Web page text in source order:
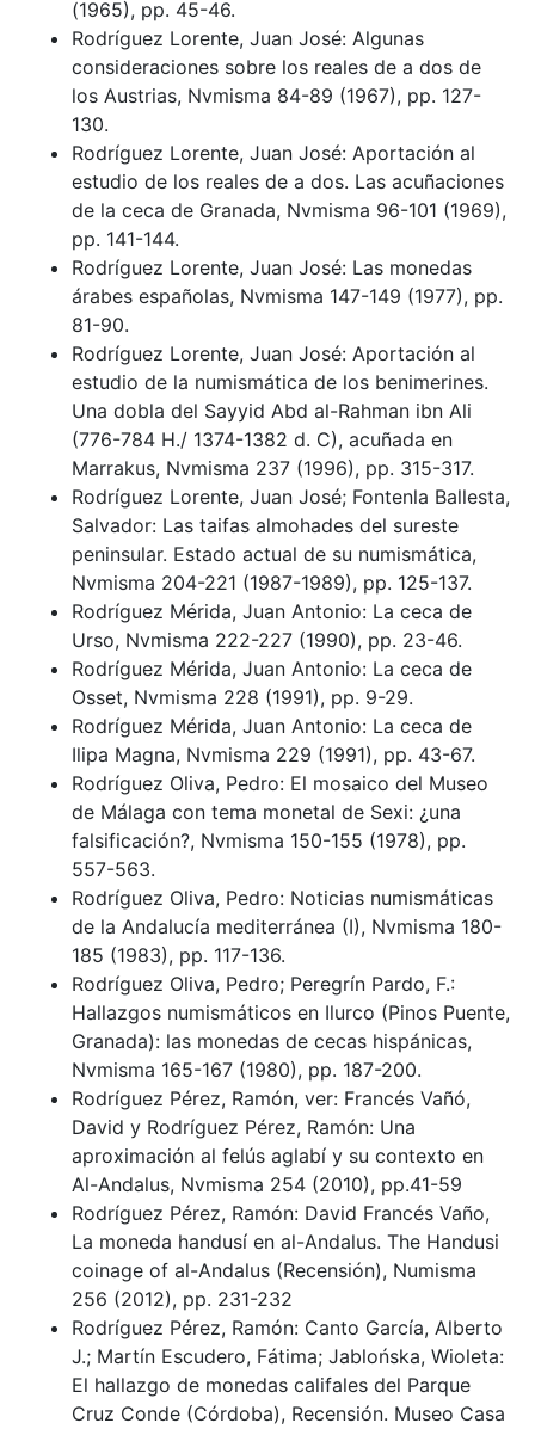
(1965), pp. 45-46.
Rodríguez Lorente, Juan José: Algunas
consideraciones sobre los reales de a dos de
los Austrias, Nvmisma 84-89 (1967), pp. 127-
130.
Rodríguez Lorente, Juan José: Aportación al
estudio de los reales de a dos. Las acuñaciones
de la ceca de Granada, Nvmisma 96-101 (1969),
pp. 141-144.
Rodríguez Lorente, Juan José: Las monedas
árabes españolas, Nvmisma 147-149 (1977), pp.
81-90.
Rodríguez Lorente, Juan José: Aportación al
estudio de la numismática de los benimerines.
Una dobla del Sayyid Abd al-Rahman ibn Ali
(776-784 H./ 1374-1382 d. C), acuñada en
Marrakus, Nvmisma 237 (1996), pp. 315-317.
Rodríguez Lorente, Juan José; Fontenla Ballesta,
Salvador: Las taifas almohades del sureste
peninsular. Estado actual de su numismática,
Nvmisma 204-221 (1987-1989), pp. 125-137.
Rodríguez Mérida, Juan Antonio: La ceca de
Urso, Nvmisma 222-227 (1990), pp. 23-46.
Rodríguez Mérida, Juan Antonio: La ceca de
Osset, Nvmisma 228 (1991), pp. 9-29.
Rodríguez Mérida, Juan Antonio: La ceca de
Ilipa Magna, Nvmisma 229 (1991), pp. 43-67.
Rodríguez Oliva, Pedro: El mosaico del Museo
de Málaga con tema monetal de Sexi: ¿una
falsificación?, Nvmisma 150-155 (1978), pp.
557-563.
Rodríguez Oliva, Pedro: Noticias numismáticas
de la Andalucía mediterránea (I), Nvmisma 180-
185 (1983), pp. 117-136.
Rodríguez Oliva, Pedro; Peregrín Pardo, F.:
Hallazgos numismáticos en Ilurco (Pinos Puente,
Granada): las monedas de cecas hispánicas,
Nvmisma 165-167 (1980), pp. 187-200.
Rodríguez Pérez, Ramón, ver: Francés Vañó,
David y Rodríguez Pérez, Ramón: Una
aproximación al felús aglabí y su contexto en
Al-Andalus, Nvmisma 254 (2010), pp.41-59
Rodríguez Pérez, Ramón: David Francés Vaño,
La moneda handusí en al-Andalus. The Handusi
coinage of al-Andalus (Recensión), Numisma
256 (2012), pp. 231-232
Rodríguez Pérez, Ramón: Canto García, Alberto
J.; Martín Escudero, Fátima; Jablońska, Wioleta:
El hallazgo de monedas califales del Parque
Cruz Conde (Córdoba), Recensión. Museo Casa